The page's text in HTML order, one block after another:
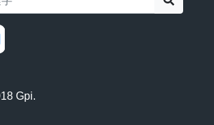
Gpi.